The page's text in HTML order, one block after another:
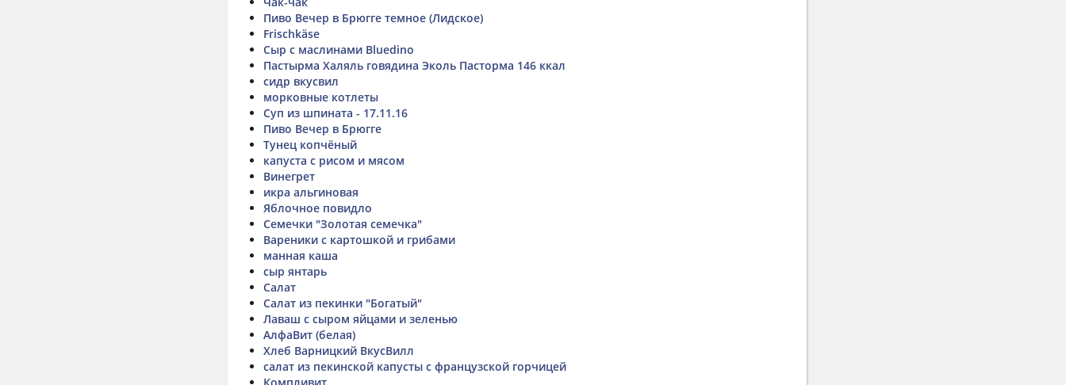
Пиво Вечер в Брюгге темное (Лидское)
Frischkäse
Сыр с маслинами Bluedino
Пастырма Халяль говядина Эколь Пасторма 146 ккал
сидр вкусвил
морковные котлеты
Суп из шпината - 17.11.16
Пиво Вечер в Брюгге
Тунец копчёный
капуста с рисом и мясом
Винегрет
икра альгиновая
Яблочное повидло
Семечки "Золотая семечка"
Вареники с картошкой и грибами
манная каша
сыр янтарь
Салат
Салат из пекинки "Богатый"
Лаваш с сыром яйцами и зеленью
АлфаВит (белая)
Хлеб Варницкий ВкусВилл
салат из пекинской капусты с французской горчицей